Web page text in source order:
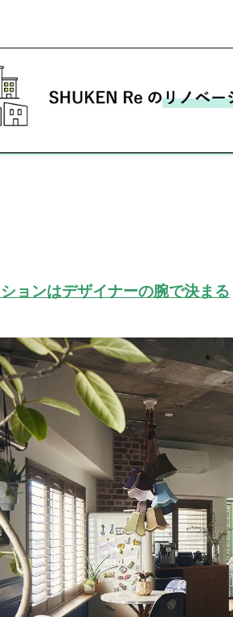
ョンはデザイナーの腕で決まる